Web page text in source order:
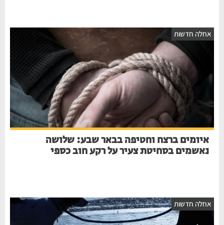
אחלה חדשות
איומים ברצח וחטיפה בבאר שבע: שלושה
נאשמים בסחיטת צעיר על רקע חוב כספי
אחלה חדשות